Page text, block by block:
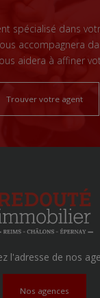
spécialisé dans
accompagnera
aidera à affiner
Trouver votre agent
l'adresse de nos
Nos agences